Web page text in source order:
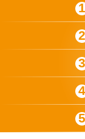
1
2
3
4
5